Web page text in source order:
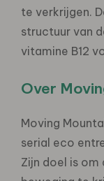
te verkrijgen.
structuur van
vitamine B12
Over
Moving
serial eco
Zijn doel is